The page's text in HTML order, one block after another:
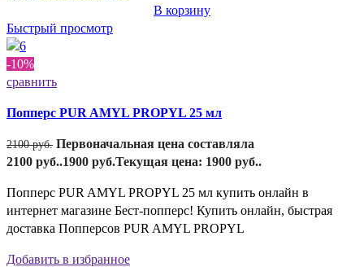
В корзину
Быстрый просмотр
-10%
сравнить
Попперс PUR AMYL PROPYL 25 мл
2100руб. Первоначальная цена составляла
2100 руб..1900 руб.Текущая цена: 1900 руб..
Попперс PUR AMYL PROPYL 25 мл купить онлайн в
интернет магазине Бест-попперс! Купить онлайн, быстрая
доставка Попперсов PUR AMYL PROPYL
Добавить в избранное